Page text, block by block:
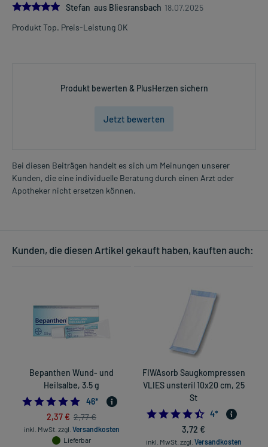
5.0
Stefan aus Bliesransbach 18.07.2025
Produkt Top. Preis-Leistung OK
Produkt bewerten & PlusHerzen sichern
Jetzt bewerten
Bei diesen Beiträgen handelt es sich um Meinungen unserer
Kunden, die eine individuelle Beratung durch einen Arzt oder
Apotheker nicht ersetzen können.
Kunden, die diesen Artikel gekauft haben, kauften auch:
Bepanthen Wund- und
Heilsalbe, 3.5 g
5.0
46*
2,37 € 2,77 €
inkl. MwSt. zzgl. Versandkosten
Lieferbar
FIWAsorb Saugkompressen
VLIES unsteril 10x20 cm, 25
St
4.5
4*
3,72 €
inkl. MwSt. zzgl. Versandkosten